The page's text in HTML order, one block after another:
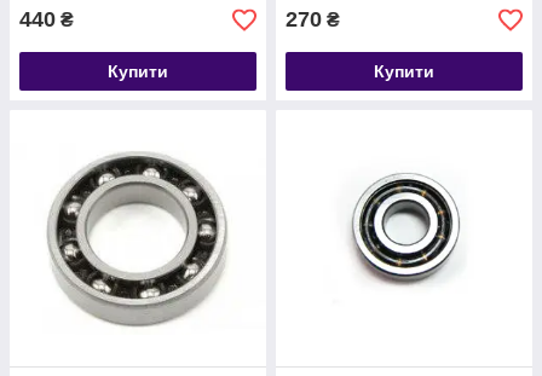
440 ₴
Купити
270 ₴
Купити